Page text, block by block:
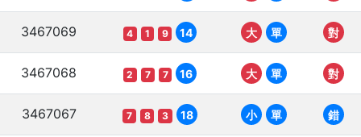
3467069 4 1 9 14 大 單 對
3467068 2 7 7 16 大 單 對
3467067 7 8 3 18 小 單 錯